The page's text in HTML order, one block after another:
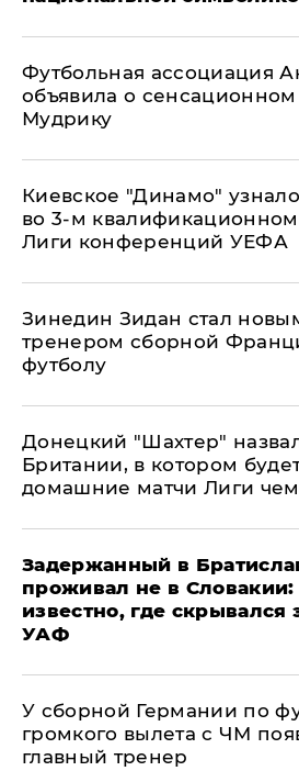
Футбольная ассоциация
объявила о
Мудрику
Киевское "Динамо"
во 3-м
Лиги конференций УЕФА
Зинедин Зидан стал
тренером сборной
футболу
Донецкий "Шахтер"
Британии, в котором
домашние матчи Лиги
Задержанный в
проживал не в Словакии:
известно, где скрывался
УАФ
У сборной Германии по
громкого вылета с ЧМ
главный тренер